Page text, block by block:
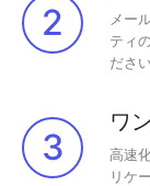
2
メー
ティ
ださい
3
ワ
高速
リケ